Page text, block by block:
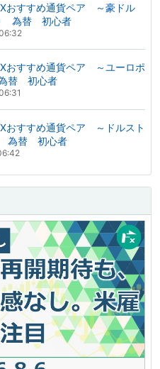
おすすめ通貨ペア ～豪ドル
為替 初心者
おすすめ通貨ペア ～ユーロポ
替 初心者
おすすめ通貨ペア ～ドルスト
為替 初心者